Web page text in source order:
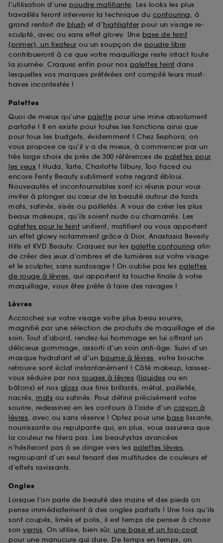
l’utilisation d’une poudre matifiante. Les looks les plus
travaillés feront intervenir la technique du contouring, à
grand renfort de blush et d’highlighter pour un visage re-
sculpté, avec ou sans effet glowy. Une base de teint
(primer), un fixateur ou un soupçon de poudre libre
contribueront à ce que votre maquillage reste intact toute
la journée. Craquez enfin pour nos palettes teint dans
lesquelles vos marques préférées ont compilé leurs must-
haves incontestés !
Palettes
Quoi de mieux qu’une palette pour une mine absolument
parfaite ! Il en existe pour toutes les fonctions ainsi que
pour tous les budgets, évidemment ! Chez Sephora, on
vous propose ce qu’il y a de mieux, à commencer par un
très large choix de près de 300 références de palettes pour
les yeux ! Huda, Tarte, Charlotte Tilbury, Too Faced ou
encore Fenty Beauty subliment votre regard ébloui.
Nouveautés et incontournables sont ici réunis pour vous
inviter à plonger au cœur de la beauté autour de fards
mats, satinés, irisés ou pailletés. A vous de créer les plus
beaux makeups, qu’ils soient nude ou chamarrés. Les
palettes pour le teint unifient, matifient ou vous apportent
un effet glowy notamment grâce à Dior, Anastasia Beverly
Hills et KVD Beauty. Craquez sur les palette contouring afin
de créer des jeux d’ombres et de lumières sur votre visage
et le sculpter, sans surdosage ! On oublie pas les palettes
de rouge à lèvres, qui apportent la touche finale à votre
maquillage, vous êtes prête à faire des ravages !
Lèvres
Accrochez sur votre visage votre plus beau sourire,
magnifié par une sélection de produits de maquillage et de
soin. Tout d’abord, rendez-lui hommage en lui offrant un
délicieux gommage, assorti d’un soin anti-âge. Suivi d’un
masque hydratant et d’un baume à lèvres, votre bouche
retrouve sont éclat instantanément ! Côté makeup, laissez-
vous séduire par nos rouges à lèvres (liquides ou en
bâtons) et nos gloss aux finis brillants, métal, pailletés,
nacrés, mats ou satinés. Pour définir précisément votre
sourire, redessinez-en les contours à l’aide d’un crayon à
lèvres, avec ou sans réserve ! Optez pour une base lissante,
nourrissante ou repulpante qui, en plus, vous assurera que
la couleur ne filera pas. Les beautystas avancées
n’hésiteront pas à se diriger vers les palettes lèvres,
regroupant d’un seul tenant des multitudes de couleurs et
d’effets ravissants.
Ongles
Lorsque l’on parle de beauté des mains et des pieds on
pense immédiatement à des ongles parfaits ! Une fois qu’ils
sont coupés, limés et polis, il est temps de penser à choisir
son vernis. On utilise, bien sûr, une base et un top-coat
pour une manucure qui dure. De temps en temps, on